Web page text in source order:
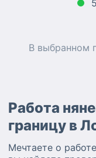
В выбранном
Работа
границу в
Мечтаете о